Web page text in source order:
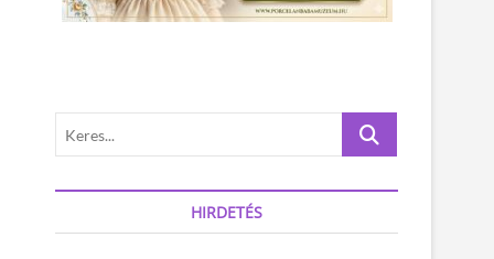
e
HIRDETÉS